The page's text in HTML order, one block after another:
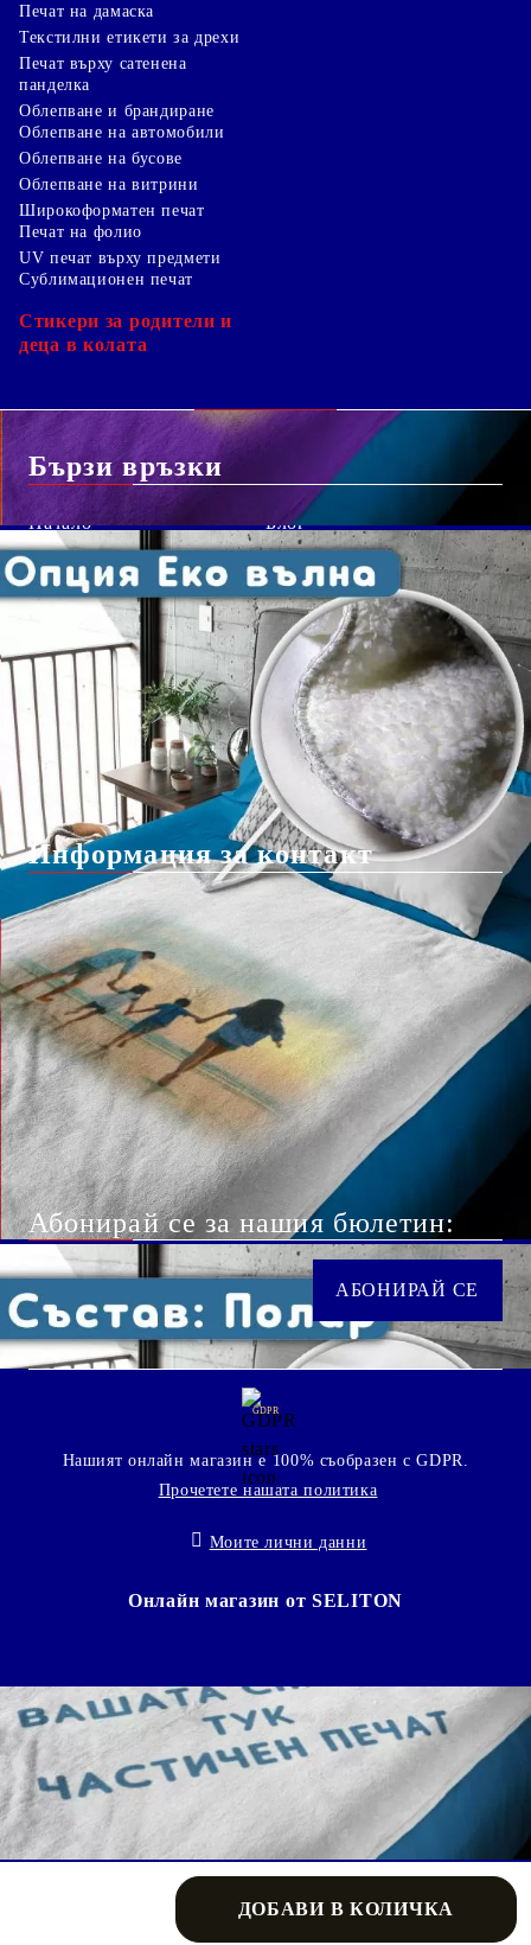
Печат на дамаска
Текстилни етикети за дрехи
Печат върху сатенена
панделка
Облепване и брандиране
Облепване на автомобили
Облепване на бусове
Облепване на витрини
Широкоформатен печат
Печат на фолио
UV печат върху предмети
Сублимационен печат
Стикери за родители и
деца в колата
Бързи връзки
Начало
За Нас
Вход
Чести Въпроси
Регистрация
Бисквитки
Контакт с нас
Доставка
Блог
Shutterstock изображение
безплатно*
Информация за контакт
info@giftbg.com
0884 22 38 56
Абонирай се за нашия бюлетин:
GDPR
Нашият онлайн магазин е 100% съобразен с GDPR.
Прочетете нашата политика
Моите лични данни
Онлайн магазин от SELITON